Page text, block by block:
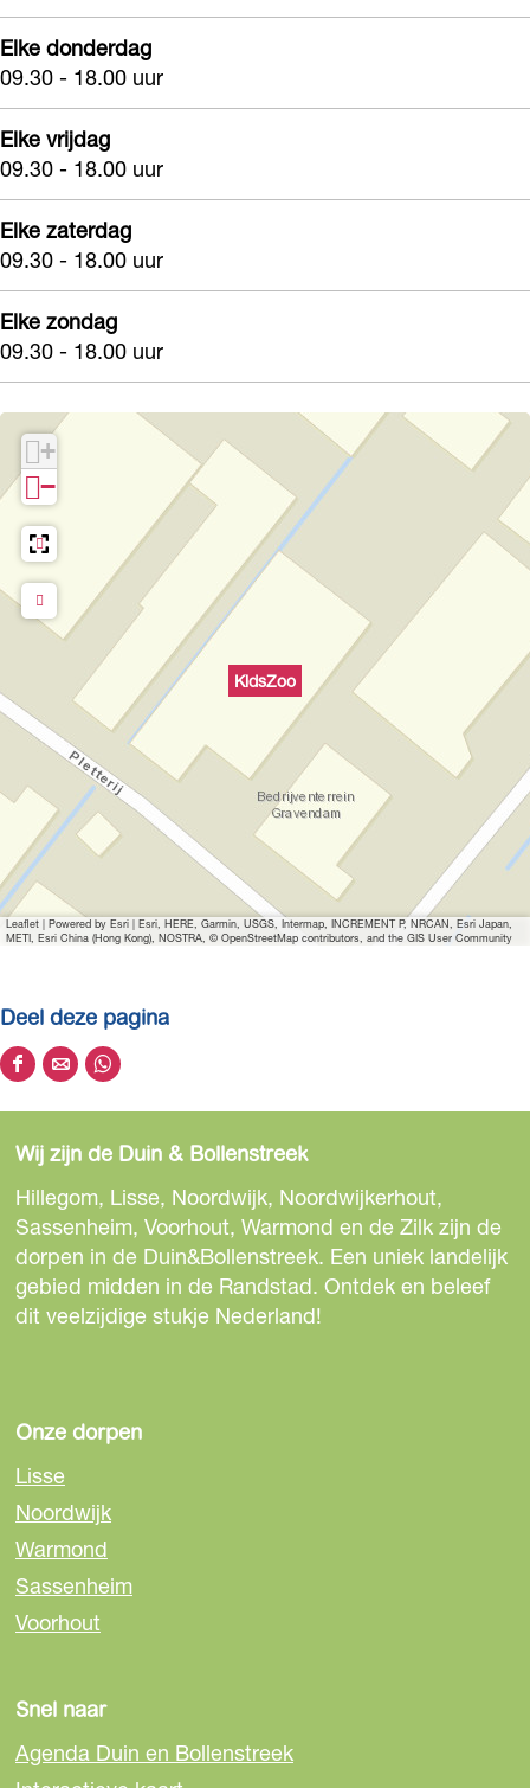
Elke donderdag
09.30 - 18.00 uur
Elke vrijdag
09.30 - 18.00 uur
Elke zaterdag
09.30 - 18.00 uur
Elke zondag
09.30 - 18.00 uur
KidsZoo
+
−
Leaflet | Powered by Esri | Esri, HERE, Garmin, USGS, Intermap, INCREMENT P, NRCAN, Esri Japan,
METI, Esri China (Hong Kong), NOSTRA, © OpenStreetMap contributors, and the GIS User Community
Deel deze pagina
D
e
l
d
e
z
e
p
n
a
o
p
F
a
c
e
o
k
D
e
l
d
e
z
e
p
n
o
p
e
-
m
a
D
e
l
d
e
z
e
p
n
p
W
h
A
p
Wij zijn de Duin & Bollenstreek
Hillegom, Lisse, Noordwijk, Noordwijkerhout,
Sassenheim, Voorhout, Warmond en de Zilk zijn de
dorpen in de Duin&Bollenstreek. Een uniek landelijk
gebied midden in de Randstad. Ontdek en beleef
dit veelzijdige stukje Nederland!
Onze dorpen
Lisse
Noordwijk
Warmond
Sassenheim
Voorhout
Snel naar
Agenda Duin en Bollenstreek